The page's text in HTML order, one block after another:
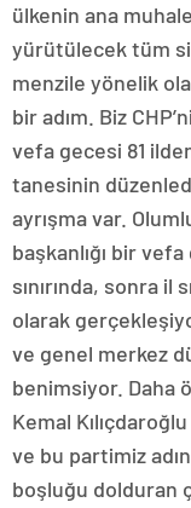
ülkenin ana
yürütülecek tüm
menzile yönelik
bir adım. Biz
vefa gecesi 81
tanesinin
ayrışma var.
başkanlığı bir
sınırında, sonra il
olarak
ve genel merkez
benimsiyor. Daha
Kemal
ve bu partimiz
boşluğu dolduran